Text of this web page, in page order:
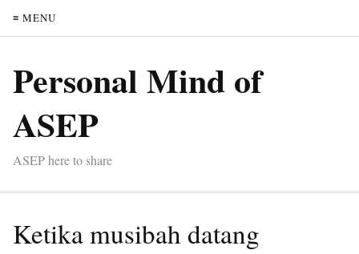
≡ MENU
Personal Mind of
ASEP
ASEP here to share
Ketika musibah datang